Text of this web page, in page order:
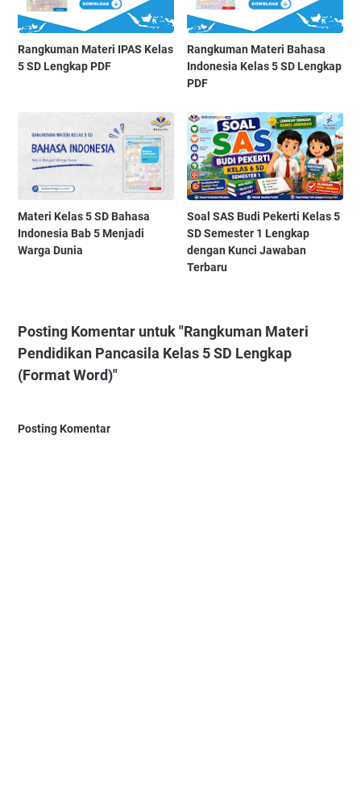
Rangkuman Materi IPAS Kelas
5 SD Lengkap PDF
Rangkuman Materi Bahasa
Indonesia Kelas 5 SD Lengkap
PDF
Materi Kelas 5 SD Bahasa
Indonesia Bab 5 Menjadi
Warga Dunia
Soal SAS Budi Pekerti Kelas 5
SD Semester 1 Lengkap
dengan Kunci Jawaban
Terbaru
Posting Komentar untuk "Rangkuman Materi
Pendidikan Pancasila Kelas 5 SD Lengkap
(Format Word)"
Posting Komentar